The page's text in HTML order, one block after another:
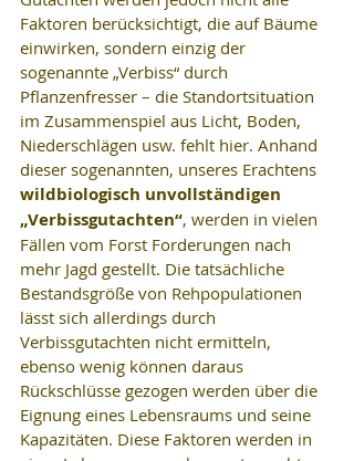
Faktoren berücksichtigt, die auf Bäume
einwirken, sondern einzig der
sogenannte „Verbiss“ durch
Pflanzenfresser – die Standortsituation
im Zusammenspiel aus Licht, Boden,
Niederschlägen usw. fehlt hier. Anhand
dieser sogenannten, unseres Erachtens
wildbiologisch unvollständigen
„Verbissgutachten“, werden in vielen
Fällen vom Forst Forderungen nach
mehr Jagd gestellt. Die tatsächliche
Bestandsgröße von Rehpopulationen
lässt sich allerdings durch
Verbissgutachten nicht ermitteln,
ebenso wenig können daraus
Rückschlüsse gezogen werden über die
Eignung eines Lebensraums und seine
Kapazitäten. Diese Faktoren werden in